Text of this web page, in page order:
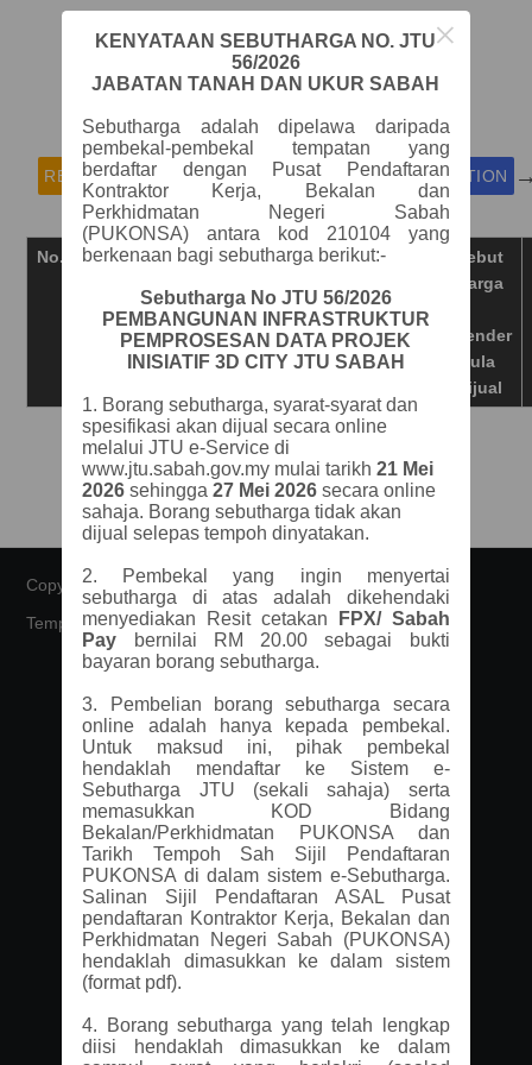
Sebut Harga / Tender Listing
README FIRST PERSONAL ACCOUNT REGISTRATION
No. Pautan
Muat
Siri
Tajuk
Harga
/
Tender
Syarat
Kelayakan
(Kod
Bidang
Sebut
Harga
Tender
Mula
Dijual
×
KENYATAAN SEBUTHARGA NO.JTU
56/2026
JABATAN TANAH DAN UKUR SABAH
Sebutharga adalah dipelawa daripada
pembekal-pembekal tempatan yang
berdaftar dengan Pusat Pendaftaran
Kontraktor Kerja, Bekalan dan
Perkhidmatan Negeri Sabah
(PUKONSA) antara kod 210104 yang
berkenaan bagi sebutharga berikut:-
Sebutharga No JTU 56/2026
PEMBANGUNAN INFRASTRUKTUR
PEMPROSESAN DATA PROJEK
INISIATIF 3D CITY JTU SABAH
1. Borang sebutharga, syarat-syarat dan
spesifikasi akan dijual secara online
melalui JTU e-Service di
www.jtu.sabah.gov.my mulai tarikh21 Mei
2026sehingga27 Mei 2026secara online
sahaja. Borang sebutharga tidak akan
dijual selepas tempoh dinyatakan.
2. Pembekal yang ingin menyertai
sebutharga di atas adalah dikehendaki
menyediakan Resit cetakan
FPX/ Sabah
Pay bernilai RM 20.00 sebagai bukti
bayaran borang sebutharga.
3. Pembelian borang sebutharga secara
online adalah hanya kepada pembekal.
Untuk maksud ini, pihak pembekal
hendaklah mendaftar ke Sistem e-
Sebutharga JTU (sekali sahaja) serta
memasukkan KOD Bidang
Bekalan/Perkhidmatan PUKONSA dan
Tarikh Tempoh Sah Sijil Pendaftaran
PUKONSA di dalam sistem e-Sebutharga.
Salinan Sijil Pendaftaran ASAL Pusat
pendaftaran Kontraktor Kerja, Bekalan dan
Perkhidmatan Negeri Sabah (PUKONSA)
hendaklah dimasukkan ke dalam sistem
(format pdf).
4.
Borang sebutharga yang telah lengkap
diisi hendaklah dimasukkan ke dalam
Copyright © 2026 - All Rights Reserved -Domain Name
Template byOS Templates